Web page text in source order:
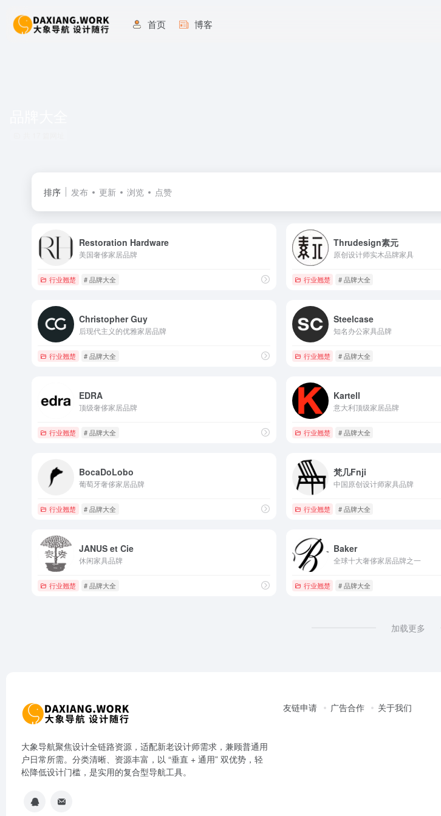
首页 博客
排序 发布 更新 浏览 点赞
Restoration Hardware
美国奢侈家居品牌
行业翘楚 # 品牌大全
Thrudesign素元
原创设计师实木品牌家具
行业翘楚 # 品牌大全
Christopher Guy
后现代主义的优雅家居品牌
行业翘楚 # 品牌大全
Steelcase
知名办公家具品牌
行业翘楚 # 品牌大全
EDRA
顶级奢侈家居品牌
行业翘楚 # 品牌大全
Kartell
意大利顶级家居品牌
行业翘楚 # 品牌大全
BocaDoLobo
葡萄牙奢侈家居品牌
行业翘楚 # 品牌大全
梵几Fnji
中国原创设计师家具品牌
行业翘楚 # 品牌大全
JANUS et Cie
休闲家具品牌
行业翘楚 # 品牌大全
Baker
全球十大奢侈家居品牌之一
行业翘楚 # 品牌大全
加载更多
大象导航聚焦设计全链路资源，适配新老设计师需求，兼顾普通用
户日常所需。分类清晰、资源丰富，以 “垂直 + 通用” 双优势，轻
松降低设计门槛，是实用的复合型导航工具。
友链申请 广告合作 关于我们